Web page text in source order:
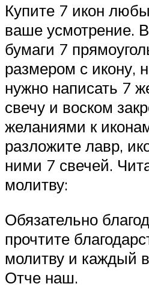
Купите 7 икон
ваше усмотрение.
бумаги 7
размером с икону,
нужно написать 7
свечу и воском
желаниями к
разложите лавр,
ними 7 свечей.
молитву:
Обязательно
прочтите
молитву и каждый
Отче наш.